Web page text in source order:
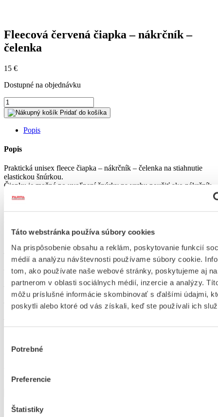
Táto webstránka používa súbory cookies
Na prispôsobenie obsahu a reklám, poskytovanie funkcií
médií a analýzu návštevnosti používame súbory cookie.
tom, ako používate naše webové stránky, poskytujeme aj
partnerom v oblasti sociálnych médií, inzercie a analýzy.
môžu príslušné informácie skombinovať s ďalšími údajmi,
poskytli alebo ktoré od vás získali, keď ste používali ich
súhlasu
Potrebné
Preferencie
Štatistiky
Fleecová červená čiapka – nákrčník –
čelenka
15 €
Dostupné na objednávku
množstvo
Fleecová
červená
nákrčník
-
Pridať do košíka
Popis
Popis
Praktická unisex fleece čiapka – nákrčník – čelenka na stiahnutie
elastickou šnúrkou.
Čiapku je možné po uvoľnení šnúrky na vrchu použiť ako nákrčník
alebo čelenku – po uvoľnení šnúrky získate obdĺžnik.
Čiapka, nákrčník alebo čelenka je vhodná na bežné nosenie,
– 3 v 1 – čiapka, nákrčník a čelenka
– výška nákrčníku 22cm
– hrejivý materiál
– z jednej strany na stiahnutie šnúrkou
– dekoratívne prešitie
Katalógové číslo:
Set pre páry – biely